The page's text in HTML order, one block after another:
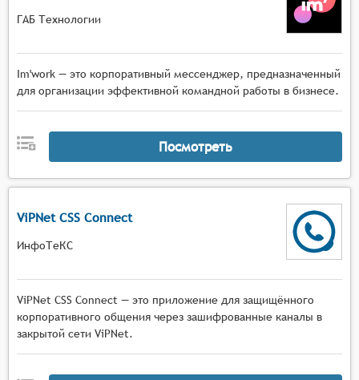
ГАБ Технологии
Im'work — это корпоративный мессенджер, предназначенный
для организации эффективной командной работы в бизнесе.
Посмотреть
ViPNet CSS Connect
ИнфоТеКС
ViPNet CSS Connect — это приложение для защищённого
корпоративного общения через зашифрованные каналы в
закрытой сети ViPNet.